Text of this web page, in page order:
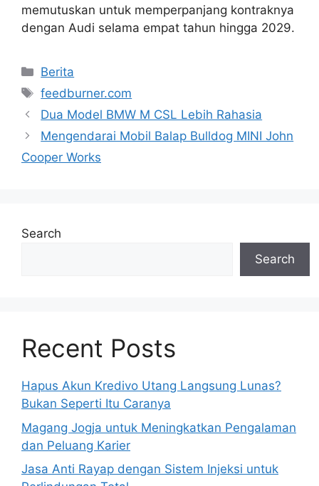
memutuskan untuk memperpanjang kontraknya
dengan Audi selama empat tahun hingga 2029.
Categories
Berita
Tags
feedburner.com
Dua Model BMW M CSL Lebih Rahasia
Mengendarai Mobil Balap Bulldog MINI John
Cooper Works
Search
Search
Recent Posts
Hapus Akun Kredivo Utang Langsung Lunas?
Bukan Seperti Itu Caranya
Magang Jogja untuk Meningkatkan Pengalaman
dan Peluang Karier
Jasa Anti Rayap dengan Sistem Injeksi untuk